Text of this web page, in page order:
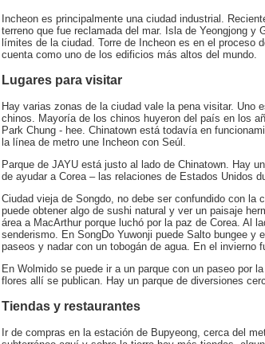
Incheon es principalmente una ciudad industrial.
terreno que fue reclamada del mar. Isla de Yeongjong y
límites de la ciudad. Torre de Incheon es en el proceso
cuenta como uno de los edificios más altos del mundo.
Lugares para visitar
Hay varias zonas de la ciudad vale la pena visitar. Uno
chinos. Mayoría de los chinos huyeron del país en los
Park Chung - hee. Chinatown está todavía en
la línea de metro une Incheon con Seúl.
Parque de JAYU está justo al lado de Chinatown. Hay
de ayudar a Corea – las relaciones de Estados Unidos
Ciudad vieja de Songdo, no debe ser confundido con la
puede obtener algo de sushi natural y ver un paisaje
área a MacArthur porque luchó por la paz de Corea. Al
senderismo. En SongDo Yuwonji puede Salto bungee y
paseos y nadar con un tobogán de agua. En el invierno
En Wolmido se puede ir a un parque con un paseo por
flores allí se publican. Hay un parque de diversiones
Tiendas y restaurantes
Ir de compras en la estación de Bupyeong, cerca del